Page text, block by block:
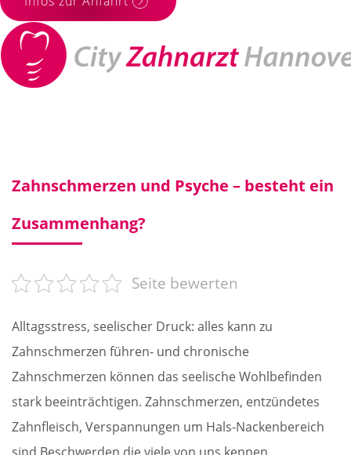
Zahnschmerzen und Psyche – besteht ein
Zusammenhang?
Seite bewerten
Alltagsstress, seelischer Druck: alles kann zu
Zahnschmerzen führen- und chronische
Zahnschmerzen können das seelische Wohlbefinden
stark beeinträchtigen. Zahnschmerzen, entzündetes
Zahnfleisch, Verspannungen um Hals-Nackenbereich